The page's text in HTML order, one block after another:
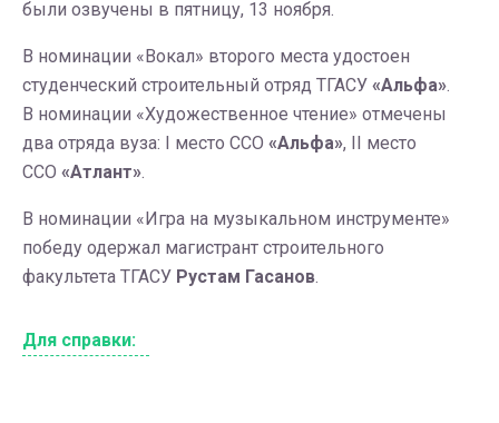
были озвучены в пятницу, 13 ноября.
В номинации «Вокал» второго места удостоен
студенческий строительный отряд ТГАСУ «Альфа».
В номинации «Художественное чтение» отмечены
два отряда вуза: I место ССО «Альфа», II место
ССО «Атлант».
В номинации «Игра на музыкальном инструменте»
победу одержал магистрант строительного
факультета ТГАСУ Рустам Гасанов.
Для справки: